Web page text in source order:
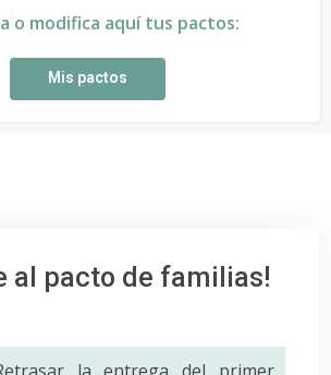
o modifica aquí tus pactos:
Mis pactos
al pacto de familias!